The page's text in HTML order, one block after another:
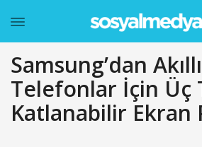
Samsung’dan Akıllı
Telefonlar İçin Üç
Katlanabilir Ekran